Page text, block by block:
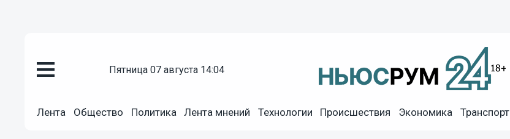
пятница 07 августа 14:04
Лента Общество Политика Лента мнений Технологии Происшествия Экономика Транспорт
С начала года более 2 тысяч приморцев пострадали от